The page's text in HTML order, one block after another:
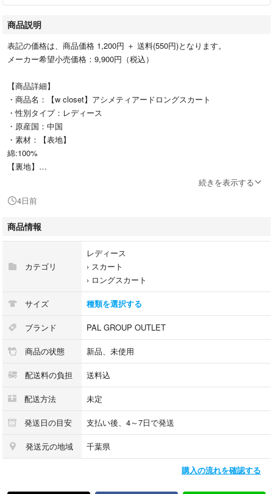
商品説明
表記の価格は、商品価格 1,200円 ＋ 送料(550円)となります。
メーカー希望小売価格：9,900円（税込）
【商品詳細】
・商品名：【w closet】アシメティアードロングスカート
・性別タイプ：レディース
・原産国：中国
・素材：【表地】
綿:100%
【裏地】
・クリーニング：
・品番：WCZ1061401A0002(SE5336)
サイズ|ウエスト|ヒップ|スカート丈
F|30/55|-|95
春夏にぴったりなコットンフリルスカート
▼デザイン
・アシンメトリーなフリルがフレンチガーリーな印象のデティール
・総ウエストゴムなので履き心地もらくちん◎
・どの面で着用しても可愛い
▼コーディネート
・今季トレンドのウエスタンベルトやブーツとの相性が抜群です
・グリーンはコーデの差し色に！ラフにＴシャツと合わせるだけでおしゃ
れ見え
続きを表示する
4日前
商品情報
カテゴリ
レディース
› スカート
› ロングスカート
サイズ 種類を選択する
ブランド PAL GROUP OUTLET
商品の状態 新品、未使用
配送料の負担 送料込
配送方法 未定
発送日の目安 支払い後、4～7日で発送
発送元の地域 千葉県
購入の流れを確認する